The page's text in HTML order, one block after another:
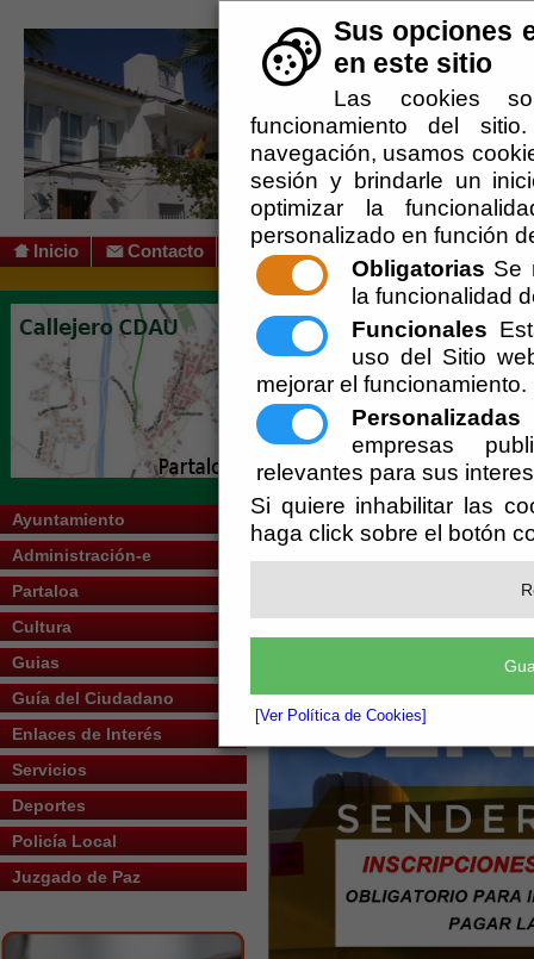
Sus opciones
en este sitio
Las cookies
funcionamiento del
navegación, usamos
sesión y brindarle un
optimizar la
personalizado en función
Obligatorias Se
la funcionalidad
Funcionales
uso del Sitio
mejorar el funcionamiento.
Personalizadas
empresas
relevantes para sus
Si quiere inhabilitar las
haga click sobre el botón
[Ver Política de Cookies]
Inicio Contacto
Ayuntamiento
Administración-e
Partaloa
Cultura
Guias
Guía del Ciudadano
Enlaces de Interés
Servicios
Deportes
Policía Local
Juzgado de Paz
Usted se encuentra aquí:Inicio //
Vigente.
Escuchar
Asistencias económicas del Área de
El Sendero realizado fuel SL-LA
Se agradece la ayuda, a Diputación de